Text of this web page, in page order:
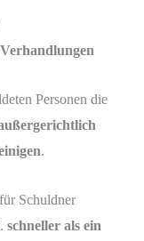
Personen die
.
Schuldner
schneller als ein